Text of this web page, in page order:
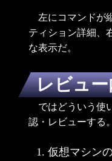
左にコマンドが
ティション詳細、
な表示だ。
レビュ
ではどういう使
認・レビューする。
仮想マシン